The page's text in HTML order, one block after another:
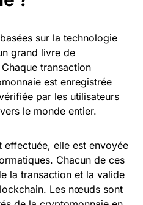
sur la technologie
grand livre de
transaction
est enregistrée
par les utilisateurs
le monde entier.
effectuée, elle est envoyée
Chacun de ces
la transaction et la valide
Les nœuds sont